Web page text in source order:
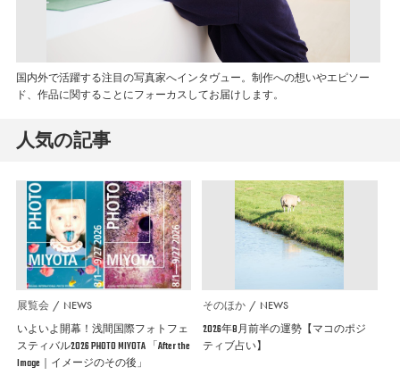
国内外で活躍する注目の写真家へインタヴュー。制作への想いやエピソー
ド、作品に関することにフォーカスしてお届けします。
人気の記事
展覧会 NEWS
いよいよ開幕！浅間国際フォトフェ
スティバル2026 PHOTO MIYOTA 「After the
Image｜イメージのその後」
そのほか NEWS
2026年8月前半の運勢【マコのポジ
ティブ占い】